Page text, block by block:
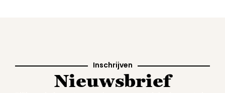
Inschrijven
Nieuwsbrief